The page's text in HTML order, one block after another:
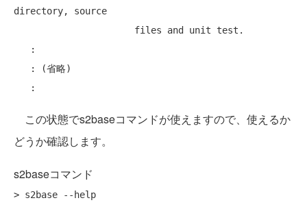
directory, source
この状態でs2baseコマンドが使えますので、使えるか
どうか確認します。
s2baseコマンド
> s2base --help